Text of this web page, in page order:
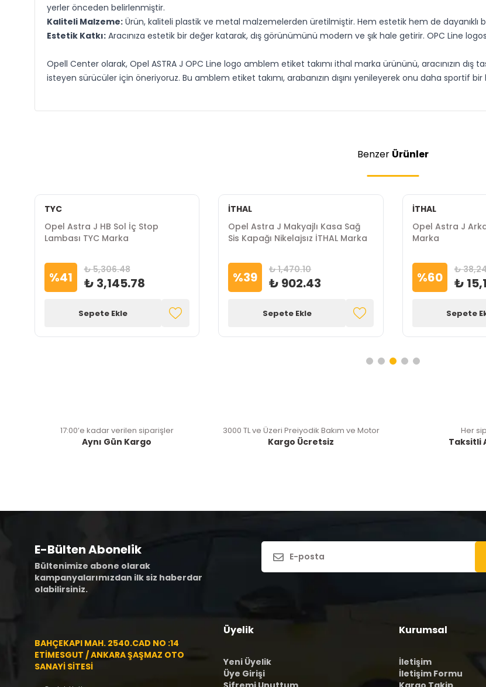
yerler önceden belirlenmiştir.
Kaliteli Malzeme:Ürün, kaliteli plastik ve metal malzemelerden üretilmiştir. Hem estetik hem de dayanıklı
Estetik Katkı:Aracınıza estetik bir değer katarak, dış görünümünü modern ve şık hale getirir. OPC Line
Opell Center olarak, Opel ASTRA J OPC Line logo amblem etiket takımı ithal marka ürününü, aracınızın dış
isteyen sürücüler için öneriyoruz. Bu amblem etiket takımı, arabanızın dışını yenileyerek onu daha sportif bir
Benzer Ürünler
TYC
Opel Astra J HB Sol İç Stop
Lambası TYC Marka
%41 ₺ 5,306.48
₺ 3,145.78
Sepete Ekle
İTHAL
Opel Astra J Makyajlı Kasa Sağ
Sis Kapağı Nikelajsız İTHAL Marka
%39 ₺ 1,470.10
₺ 902.43
Sepete Ekle
İTHAL
Opel Astra J
Marka
%60 ₺
₺
Sepete
17:00’e kadar verilen siparişler
Aynı Gün Kargo
3000 TL ve Üzeri Preiyodik Bakım ve Motor
Kargo Ücretsiz
Her
Taksitli
E-Bülten Abonelik
Bültenimize abone olarak
kampanyalarımızdan ilk siz haberdar
olabilirsiniz.
BAHÇEKAPI MAH. 2540.CAD NO :14
ETİMESGUT / ANKARA ŞAŞMAZ OTO
SANAYİ SİTESİ
Üyelik
Yeni Üyelik
Üye Girişi
Kurumsal
İletişim
İletişim Formu